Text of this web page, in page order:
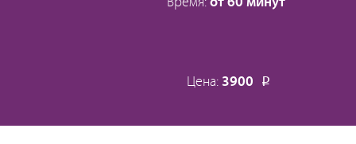
Цена: 3900 Р